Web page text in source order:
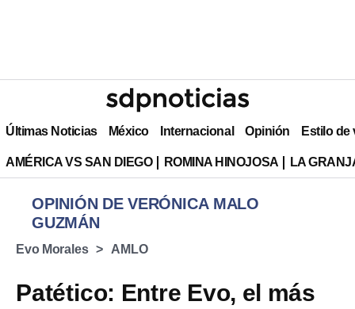
Últimas Noticias México Internacional Opinión Estilo de
AMÉRICA VS SAN DIEGO ROMINA HINOJOSA LA
OPINIÓN DE VERÓNICA MALO
GUZMÁN
Evo Morales AMLO
Patético: Entre Evo, el más